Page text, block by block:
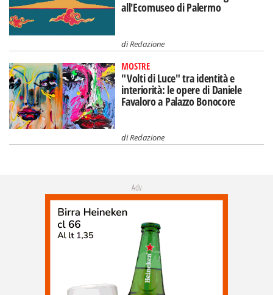
all'Ecomuseo di Palermo
diRedazione
MOSTRE
"Volti di Luce" tra identità e
interiorità: le opere di Daniele
Favaloro a Palazzo Bonocore
diRedazione
Adv